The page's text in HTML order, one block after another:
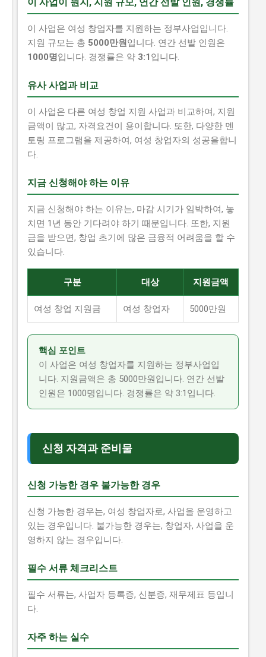
이 사업은 여성 창업자를 지원하는 정부사업입니다.
지원 규모는 총 5000만원입니다. 연간 선발 인원은
1000명입니다. 경쟁률은 약 3:1 입니다.
유사 사업과 비교
이 사업은 다른 여성 창업 지원 사업과 비교하여, 지원
금액이 많고, 자격요건이 용이합니다. 또한, 다양한 멘
토링 프로그램을 제공하여, 여성 창업자의 성공을합니
다.
지금 신청해야 하는 이유
지금 신청해야 하는 이유는, 마감 시기가 임박하여, 놓
치면 1년 동안 기다려야 하기 때문입니다. 또한, 지원
금을 받으면, 창업 초기에 많은 금융적 어려움을 할 수
있습니다.
구분 대상 지원금액
여성 창업 지원금 여성 창업자 5000만원
핵심 포인트
이 사업은 여성 창업자를 지원하는 정부사업입
니다. 지원금액은 총 5000만원입니다. 연간 선발
인원은 1000명입니다. 경쟁률은 약 3:1입니다.
신청 자격과 준비물
신청 가능한 경우 불가능한 경우
신청 가능한 경우는, 여성 창업자로, 사업을 운영하고
있는 경우입니다. 불가능한 경우는, 창업자, 사업을 운
영하지 않는 경우입니다.
필수 서류 체크리스트
필수 서류는, 사업자 등록증, 신분증, 재무제표 등입니
다.
자주 하는 실수